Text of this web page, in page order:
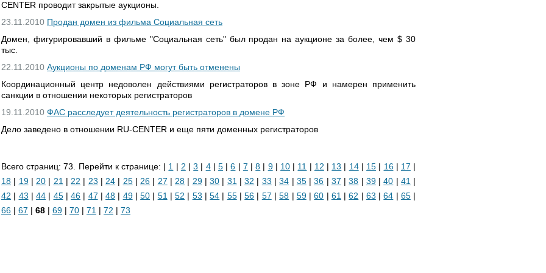
CENTER проводит закрытые аукционы.
23.11.2010 Продан домен из фильма Социальная сеть
Домен, фигурировавший в фильме "Социальная сеть" был продан на аукционе за более, чем $ 30
тыс.
22.11.2010 Аукционы по доменам РФ могут быть отменены
Координационный центр недоволен действиями регистраторов в зоне РФ и намерен применить
санкции в отношении некоторых регистраторов
19.11.2010 ФАС расследует деятельность регистраторов в домене РФ
Дело заведено в отношении RU-CENTER и еще пяти доменных регистраторов
Всего страниц: 73. Перейти к странице: | 1 | 2 |3 | 4|5 |6 | 7 |8 | 9| 10 | 11 | 12 | 13 | 14| 15 | 16| 17 |
18 | 19| 20 | 21 | 22 | 23 | 24 | 25| 26 | 27 | 28 | 29|30 | 31 |32 | 33 |34 | 35|36 | 37 |38 | 39|40 | 41 |
42 | 43 |44 | 45|46 | 47 |48 | 49|50 | 51 |52 | 53 |54 | 55|56 | 57 |58 | 59|60 | 61 |62 | 63 |64 | 65|
66 | 67 | 68 | 69 | 70 | 71 | 72 | 73